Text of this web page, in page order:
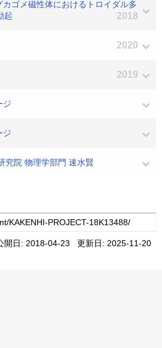
ゴメ磁性体におけるトロイダル多
起
2018
2020
2019
ジ
ジ
究院 物理学部門 速水賢
開日: 2018-04-23 更新日: 2025-11-20